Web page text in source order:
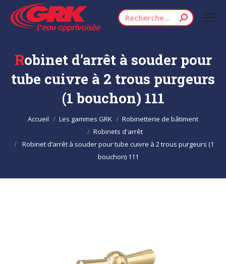
Recherche
Robinet d’arrêt à souder pour
tube cuivre à 2 trous purgeurs
(1 bouchon) 111
Vous êtes ici :
Accueil Les gammes GRK
Robinetterie de bâtiment
Robinets d'arrêt
Robinet d’arrêt à souder pour tube cuivre à 2 trous purgeurs (1
bouchon) 111